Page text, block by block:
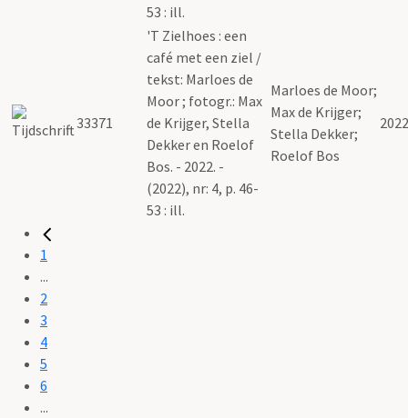
53 : ill.
33371
'T Zielhoes : een
café met een ziel /
tekst: Marloes de
Moor ; fotogr.: Max
de Krijger, Stella
Dekker en Roelof
Bos. - 2022. -
(2022), nr: 4, p. 46-
53 : ill.
Marloes de Moor;
Max de Krijger;
Stella Dekker;
Roelof Bos
2022
1
...
2
3
4
5
6
...